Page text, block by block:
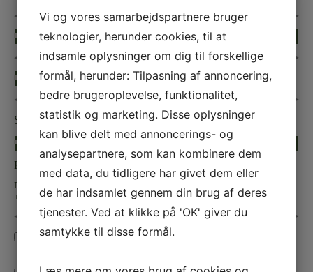
« Forrige
« Forrige
Sølvbryllup
Kontakt Champagnesabling.dk
Du er altid velkommen til at kontakte Champagnesabling.dk på telefon
+45 40 11 81 07
Spørgsmål om champagnesabling
Vi og vores samarbejdspartnere bruger
teknologier, herunder cookies, til at
indsamle oplysninger om dig til forskellige
formål, herunder: Tilpasning af annoncering,
bedre brugeroplevelse, funktionalitet,
statistik og marketing. Disse oplysninger
kan blive delt med annoncerings- og
analysepartnere, som kan kombinere dem
med data, du tidligere har givet dem eller
de har indsamlet gennem din brug af deres
tjenester. Ved at klikke på 'OK' giver du
samtykke til disse formål.